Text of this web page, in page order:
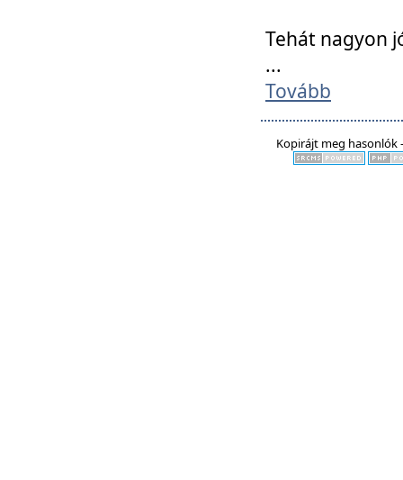
Tehát nagyon
...
Tovább
Kopirájt meg hasonlók